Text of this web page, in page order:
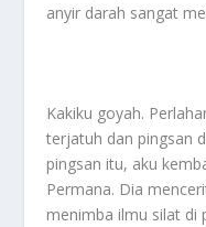
anyir darah sangat
Kakiku goyah.
terjatuh dan pingsan
pingsan itu, aku
Permana. Dia
menimba ilmu silat di